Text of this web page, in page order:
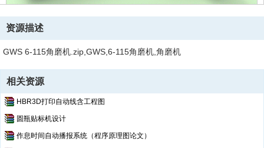
资源描述
GWS 6-115角磨机.zip,GWS,6-115角磨机,角磨机
相关资源
HBR3D打印自动线含工程图
圆瓶贴标机设计
作息时间自动播报系统（程序原理图论文）